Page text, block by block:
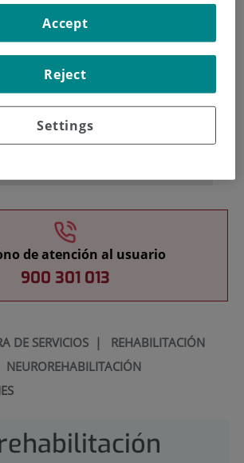
de atención al usuario
900 301 013
DE SERVICIOS| REHABILITACIÓN
NEUROREHABILITACIÓN
Settings
Reject
Accept